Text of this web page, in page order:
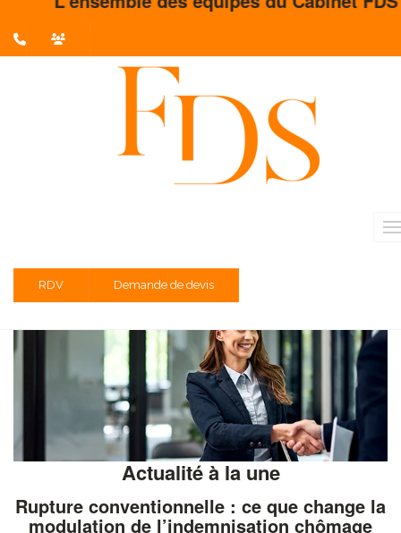
RDV Demande de devis
L'actualité du mois
Liste des évènements au 05/08/2022
Prélèvement à la source – DSN
Actualité à la une
Rupture conventionnelle : ce que change la
modulation de l’indemnisation chômage